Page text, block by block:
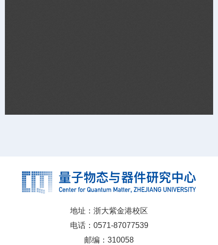
地址：浙大紫金港校区
电话：0571-87077539
邮编：310058